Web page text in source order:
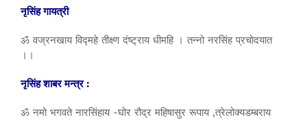
नृसिंह गायत्री
ॐ वज्रनखाय विद्महे तीक्ष्ण दंष्ट्राय धीमहि । तन्नो नरसिंह प्रचोदयात
।।
नृसिंह शाबर मन्त्र :
ॐ नमो भगवते नारसिंहाय -घोर रौद्र महिषासुर रूपाय ,त्रेलोक्यडम्बराय